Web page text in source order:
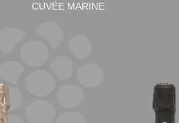
CUVÉE MARINE